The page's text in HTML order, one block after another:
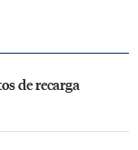
de recarga